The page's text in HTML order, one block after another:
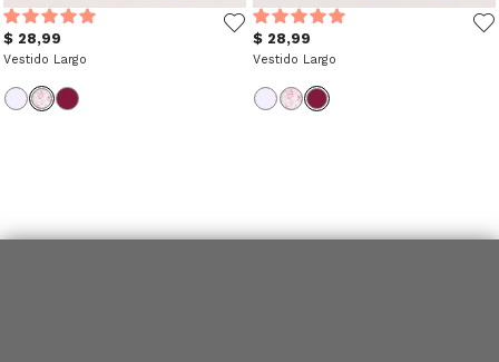
$ 28,99
Vestido Largo
$ 28,99
Vestido Largo